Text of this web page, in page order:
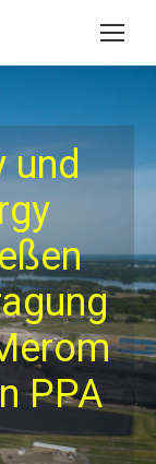
und
PPA